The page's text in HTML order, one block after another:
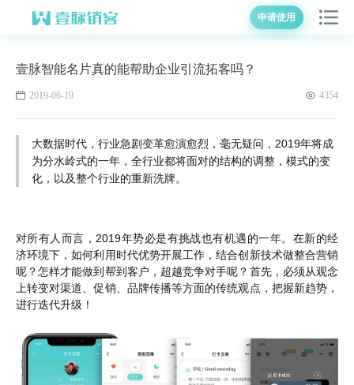
申请使用
壹脉智能名片真的能帮助企业引流拓客吗？
2019-06-19 4354
大数据时代，行业急剧变革愈演愈烈，毫无疑问，2019年将成
为分水岭式的一年，全行业都将面对的结构的调整，模式的变
化，以及整个行业的重新洗牌。
对所有人而言，2019年势必是有挑战也有机遇的一年。在新的经
济环境下，如何利用时代优势开展工作，结合创新技术做整合营销
呢？怎样才能做到帮到客户，超越竞争对手呢？首先，必须从观念
上转变对渠道、促销、品牌传播等方面的传统观点，把握新趋势，
进行迭代升级！